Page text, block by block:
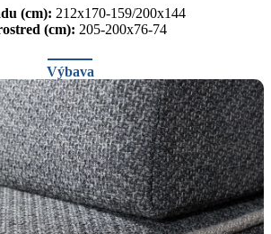
(cm): 212x170-159/200x144
(cm): 205-200x76-74
Výbava